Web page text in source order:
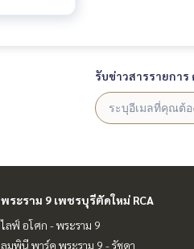
รับข่าวสารรายการ
พระราม 9 เพชรบุรีตัดใหม่ RCA
ไลฟ์ อโศก - พระราม 9
ลุมพินี พาร์ค พระราม 9 - รัชดา